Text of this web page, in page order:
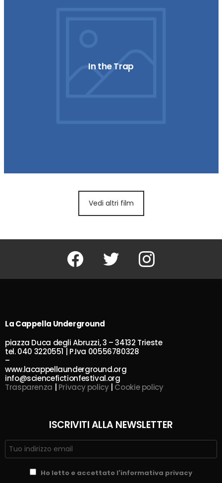
In the Trap
Vedi altri film
Facebook Twitter Instagram
La Cappella Underground
piazza Duca degli Abruzzi, 3 – 34132 Trieste
tel. 040 3220551 | P.Iva 00556780328
–
www.lacappellaunderground.org
info@sciencefictionfestival.org
Trasparenza | Privacy policy| Cookie policy
ISCRIVITI ALLA NEWSLETTER
Ho letto e accettato l'informativa privacy